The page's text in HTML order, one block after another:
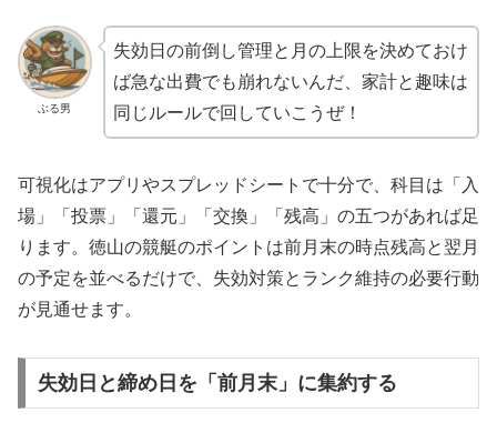
ぶる男
失効日の前倒し管理と月の上限を決めておけ
ば急な出費でも崩れないんだ、家計と趣味は
同じルールで回していこうぜ！
可視化はアプリやスプレッドシートで十分で、科目は「入
場」「投票」「還元」「交換」「残高」の五つがあれば足
ります。徳山の競艇のポイントは前月末の時点残高と翌月
の予定を並べるだけで、失効対策とランク維持の必要行動
が見通せます。
失効日と締め日を「前月末」に集約する